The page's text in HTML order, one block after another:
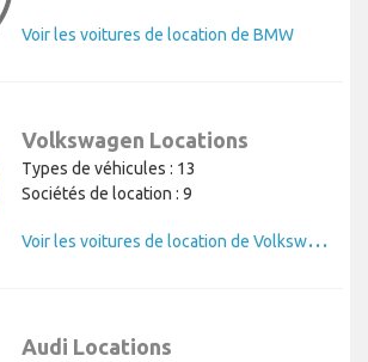
Voir les voitures de location de BMW
Volkswagen Locations
Types de véhicules : 13
Sociétés de location : 9
V
oir les voitures de location de Volkswagen
Audi Locations